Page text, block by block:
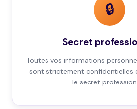
🔒
Secret
Toutes vos informations
sont strictement confidentielles
le secret